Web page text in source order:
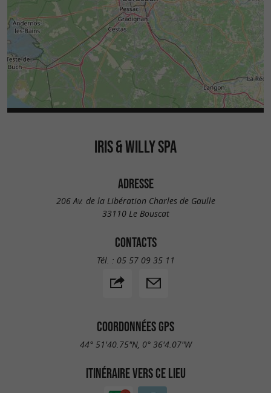
IRIS & WILLY SPA
ADRESSE
206 Av. de la Libération Charles de Gaulle
33110 Le Bouscat
CONTACTS
Tél. : 05 57 09 35 11
COORDONNÉES GPS
44° 51'40.75"N, 0° 36'4.07"W
ITINÉRAIRE VERS CE LIEU